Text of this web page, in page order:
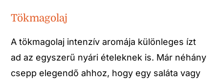
Tökmagolaj
A tökmagolaj intenzív aromája különleges ízt
ad az egyszerű nyári ételeknek is. Már néhány
csepp elegendő ahhoz, hogy egy saláta vagy